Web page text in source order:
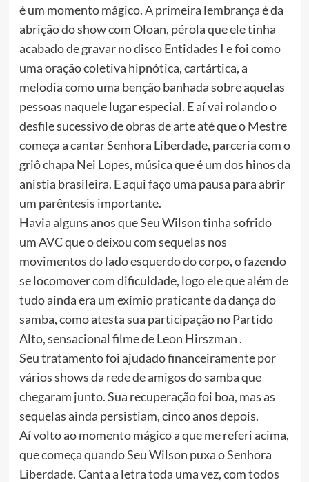
é um momento mágico. A primeira lembrança é da
abrição do show com Oloan, pérola que ele tinha
acabado de gravar no disco Entidades I e foi como
uma oração coletiva hipnótica, cartártica, a
melodia como uma benção banhada sobre aquelas
pessoas naquele lugar especial. E aí vai rolando o
desfile sucessivo de obras de arte até que o Mestre
começa a cantar Senhora Liberdade, parceria com o
griô chapa Nei Lopes, música que é um dos hinos da
anistia brasileira. E aqui faço uma pausa para abrir
um parêntesis importante.
Havia alguns anos que Seu Wilson tinha sofrido
um AVC que o deixou com sequelas nos
movimentos do lado esquerdo do corpo, o fazendo
se locomover com dificuldade, logo ele que além de
tudo ainda era um exímio praticante da dança do
samba, como atesta sua participação no Partido
Alto, sensacional filme de Leon Hirszman .
Seu tratamento foi ajudado financeiramente por
vários shows da rede de amigos do samba que
chegaram junto. Sua recuperação foi boa, mas as
sequelas ainda persistiam, cinco anos depois.
Aí volto ao momento mágico a que me referi acima,
que começa quando Seu Wilson puxa o Senhora
Liberdade. Canta a letra toda uma vez, com todos